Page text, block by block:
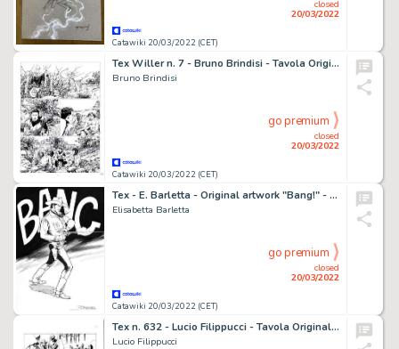
Catawiki 20/03/2022 (CET)
closed
20/03/2022
Tex Willer n. 7 - Bruno Brindisi - Tavola Originale "Rancho Sangriento" - Page volante - Exemplaire unique - (2019)
Bruno Brindisi
Catawiki 20/03/2022 (CET)
closed
20/03/2022
go premium
Tex - E. Barletta - Original artwork "Bang!" - Page volante - Exemplaire unique (2022)
Elisabetta Barletta
Catawiki 20/03/2022 (CET)
closed
20/03/2022
go premium
Tex n. 632 - Lucio Filippucci - Tavola Originale "I volontari di Hermann" - Page volante - Exemplaire unique - (2015)
Lucio Filippucci